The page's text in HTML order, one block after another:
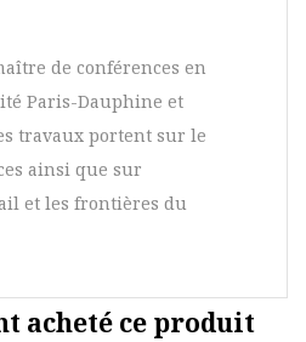
de conférences en
Paris-Dauphine et
travaux portent sur le
ainsi que sur
et les frontières du
acheté ce produit